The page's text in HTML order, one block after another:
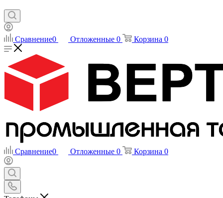
Сравнение0 Отложенные 0 Корзина 0
Сравнение0 Отложенные 0 Корзина 0